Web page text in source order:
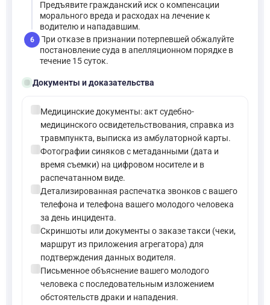
Предъявите гражданский иск о компенсации
морального вреда и расходах на лечение к
водителю и нападавшим.
6
При отказе в признании потерпевшей обжалуйте
постановление суда в апелляционном порядке в
течение 15 суток.
folder_openДокументы и доказательства
Медицинские документы: акт судебно-
медицинского освидетельствования, справка из
травмпункта, выписка из амбулаторной карты.
Фотографии синяков с метаданными (дата и
время съемки) на цифровом носителе и в
распечатанном виде.
Детализированная распечатка звонков с вашего
телефона и телефона вашего молодого человека
за день инцидента.
Скриншоты или документы о заказе такси (чеки,
маршрут из приложения агрегатора) для
подтверждения данных водителя.
Письменное объяснение вашего молодого
человека с последовательным изложением
обстоятельств драки и нападения.